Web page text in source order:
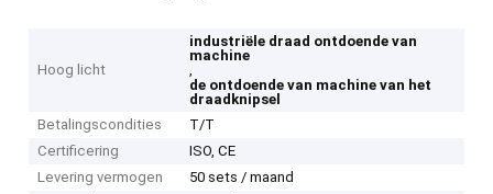
Hoog licht
industriële draad ontdoende van
machine
,
de ontdoende van machine van het
draadknipsel
Betalingscondities
T/T
Certificering
ISO, CE
Levering vermogen
50 sets / maand